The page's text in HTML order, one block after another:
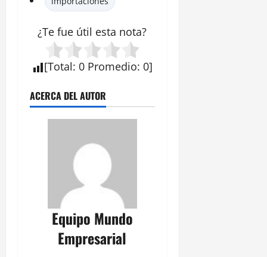
¿Te fue útil esta nota?
[Total: 0 Promedio: 0]
ACERCA DEL AUTOR
Equipo Mundo
Empresarial